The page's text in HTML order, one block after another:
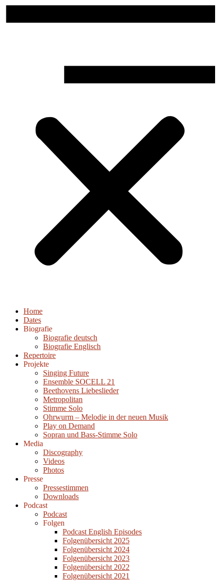
Home
Dates
Biografie
Biografie deutsch
Biografie Englisch
Repertoire
Projekte
Singing Future
Ensemble SOCELL 21
Beethovens Liebeslieder
Metropolitan
Stimme Solo
Ohrwurm – Melodie in der neuen Musik
Play on Demand
Sopran und Bass-Stimme Solo
Media
Discography
Videos
Photos
Presse
Pressestimmen
Downloads
Podcast
Podcast
Folgen
Podcast English Episodes
Folgenübersicht 2025
Folgenübersicht 2024
Folgenübersicht 2023
Folgenübersicht 2022
Folgenübersicht 2021